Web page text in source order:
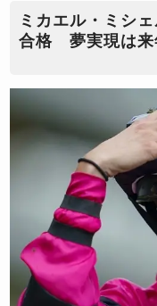
ミカエル・ミシ
合格 夢実現は来